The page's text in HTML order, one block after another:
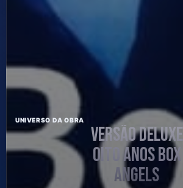
UNIVERSO DA OBRA
VERSÃO DELUXE
OITO ANOS BOX
ANGELS